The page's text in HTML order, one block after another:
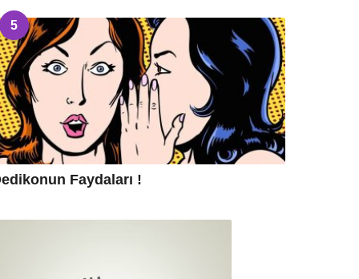
5
Faydaları !